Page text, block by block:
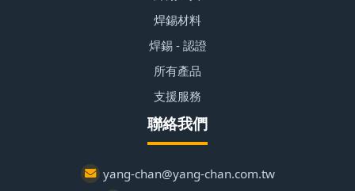
焊錫材料
焊錫 - 認證
所有產品
支援服務
聯絡我們
yang-chan@yang-chan.com.tw